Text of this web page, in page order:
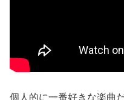
個人的に一番好きな楽曲